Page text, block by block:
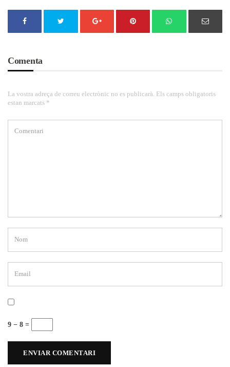
Comenta
La vostra adreça de correu electrònic no es publicarà. Els camps obligatoris
estan marcats *
9 − 8 =